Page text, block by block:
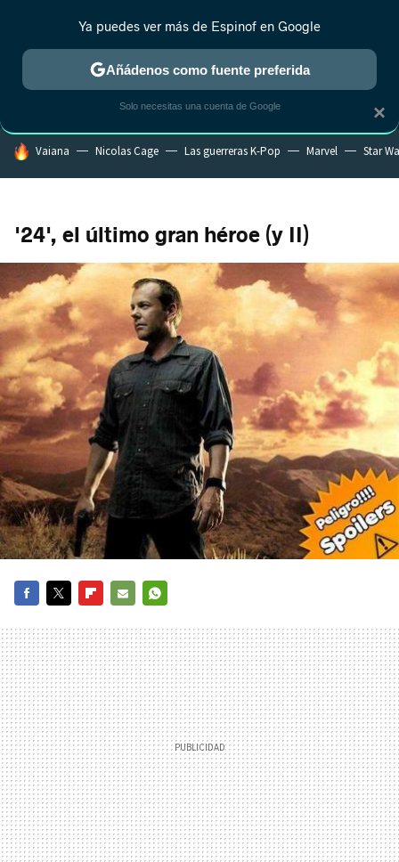
MENÚ NUEVO
ESTRENOS REALITY ANIME RANKINGS CINE
HOY SE HABLA DE
Vaiana Nicolas Cage Las guerreras K-Pop Marvel Star
'24', el último gran héroe (y II)
MAIL
×
Ya puedes ver más de Espinof en Google
Añádenos como fuente preferida
Solo necesitas una cuenta de Google